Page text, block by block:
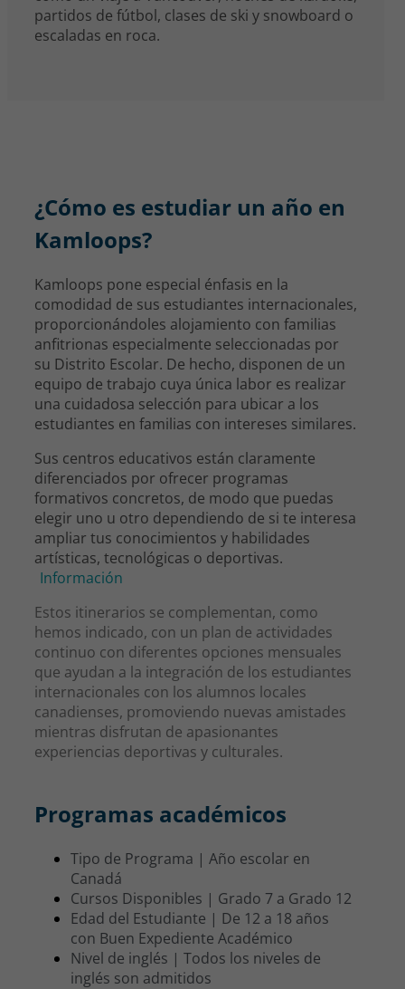
partidos de fútbol, clases de ski y snowboard o
escaladas en roca.
¿Cómo es estudiar un año en
Kamloops?
Kamloops pone especial énfasis en la
comodidad de sus estudiantes internacionales,
proporcionándoles alojamiento con familias
anfitrionas especialmente seleccionadas por
su Distrito Escolar. De hecho, disponen de un
equipo de trabajo cuya única labor es realizar
una cuidadosa selección para ubicar a los
estudiantes en familias con intereses similares.
Sus centros educativos están claramente
diferenciados por ofrecer programas
formativos concretos, de modo que puedas
elegir uno u otro dependiendo de si te interesa
ampliar tus conocimientos y habilidades
artísticas, tecnológicas o deportivas.
Información
Estos itinerarios se complementan, como
hemos indicado, con un plan de actividades
continuo con diferentes opciones mensuales
que ayudan a la integración de los estudiantes
internacionales con los alumnos locales
canadienses, promoviendo nuevas amistades
mientras disfrutan de apasionantes
experiencias deportivas y culturales.
Programas académicos
Tipo de Programa | Año escolar en
Canadá
Cursos Disponibles | Grado 7 a Grado 12
Edad del Estudiante | De 12 a 18 años
con Buen Expediente Académico
Nivel de inglés | Todos los niveles de
inglés son admitidos